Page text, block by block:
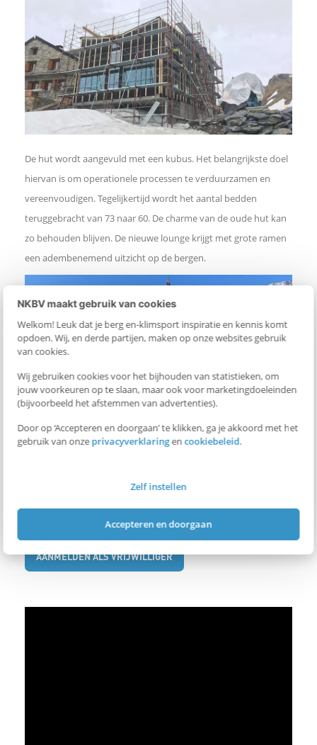
NKBV maakt gebruik van cookies
Welkom! Leuk dat je berg en-klimsport inspiratie en kennis komt
opdoen. Wij, en derde partijen, maken op onze websites gebruik
van cookies.
Wij gebruiken cookies voor het bijhouden van statistieken, om
jouw voorkeuren op te slaan, maar ook voor marketingdoeleinden
(bijvoorbeeld het afstemmen van advertenties).
Door op ‘Accepteren en doorgaan’ te klikken, ga je akkoord met het
gebruik van onzeprivacyverklaringencookiebeleid.
Zelf instellen
Accepteren en doorgaan
De hut wordt aangevuld met een kubus. Het belangrijkste doel
hiervan is om operationele processen te verduurzamen en
vereenvoudigen. Tegelijkertijd wordt het aantal bedden
teruggebracht van 73 naar 60. De charme van de oude hut kan
zo behouden blijven. De nieuwe lounge krijgt met grote ramen
een adembenemend uitzicht op de bergen.
AANMELDEN ALS VRIJWILLIGER